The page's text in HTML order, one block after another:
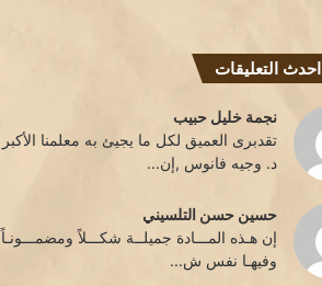
احدث التعليقات
نجمة خليل حبيب
تقدبرى العميق لكل ما يجيئ به معلمنا الأكبر
د. وجيه فانوس ,إن...
حسين حسن التلسيني
إن هـذه المـــادة جميلــة شكـــلاً ومضمـــونـاً
وفيهـا نفس ش...